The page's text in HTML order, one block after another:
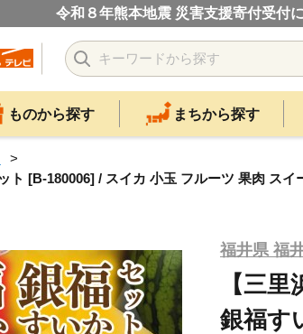
令和８年熊本地震 災害支援寄付受付
ものから探す まちから探す
[B-180006] / スイカ 小玉 フルーツ 果肉 ス
福井県 福
【三
銀福す